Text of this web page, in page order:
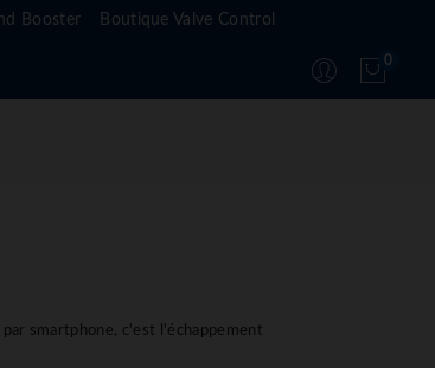
fréquentes sur l'active valve control
Booster Boutique Valve Control
0
smartphone, c'est l'échappement